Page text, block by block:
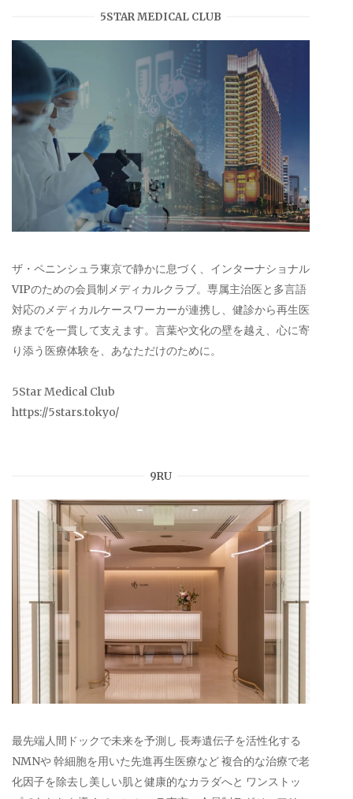
5STAR MEDICAL CLUB
ザ・ペニンシュラ東京で静かに息づく、インターナショナル
VIPのための会員制メディカルクラブ。専属主治医と多言語
対応のメディカルケースワーカーが連携し、健診から再生医
療までを一貫して支えます。言葉や文化の壁を越え、心に寄
り添う医療体験を、あなただけのために。
5Star Medical Club
https://5stars.tokyo/
9RU
最先端人間ドックで未来を予測し 長寿遺伝子を活性化する
NMNや 幹細胞を用いた先進再生医療など 複合的な治療で老
化因子を除去し美しい肌と健康的なカラダへと ワンストッ